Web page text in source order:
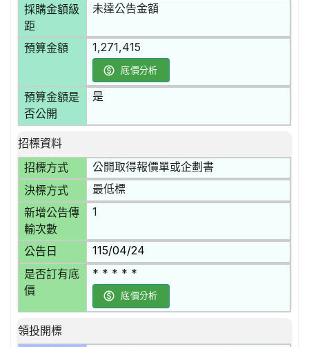
採購金額級
距
未達公告金額
預算金額 1,271,415
底價分析
預算金額是
否公開
是
招標資料
招標方式
公開取得報價單或企劃書
決標方式 最低標
新增公告傳
輸次數
1
公告日 115/04/24
是否訂有底
價
* * * * *
底價分析
領投開標